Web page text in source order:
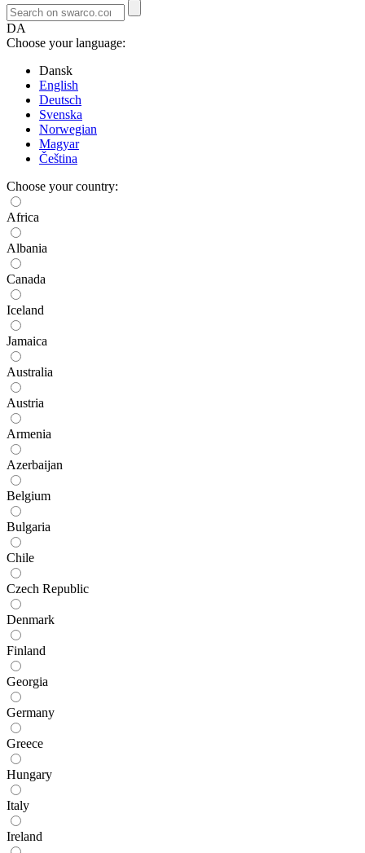
DA
Choose your language:
Dansk
English
Deutsch
Svenska
Norwegian
Magyar
Čeština
Choose your country:
Africa
Albania
Canada
Iceland
Jamaica
Australia
Austria
Armenia
Azerbaijan
Belgium
Bulgaria
Chile
Czech Republic
Denmark
Finland
Georgia
Germany
Greece
Hungary
Italy
Ireland